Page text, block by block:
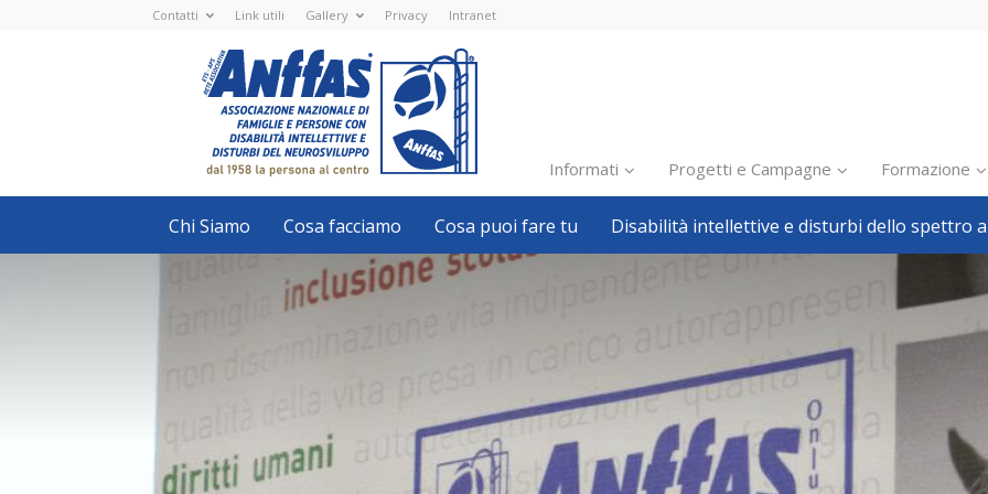
Contatti Link utili Gallery Privacy Intranet
Nazionale
ETS
-
APS
Associazione
Nazionale
di
Famiglie
e
con
disabilità
intellettive
neurosviluppo
Informati
Inclusione scolastica
Inclusione lavorativa
Politiche sociali
Pillole
Formazione
Avvisi, bandi
Welfare locale
Progetti e Campagne Formazione
Chi Siamo Cosa facciamo Cosa puoi fare tu Disabilità intellettive e disturbi dello spettro